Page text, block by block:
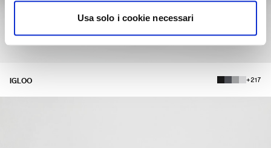
Usa solo i cookie necessari
IGLOO +217